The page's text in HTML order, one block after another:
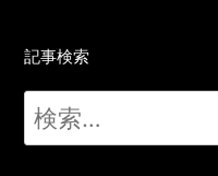
記事検索
索: